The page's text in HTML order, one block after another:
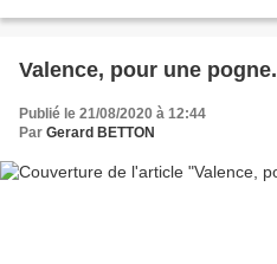
Valence, pour une pogne.
Publié le 21/08/2020 à 12:44
Par Gerard BETTON